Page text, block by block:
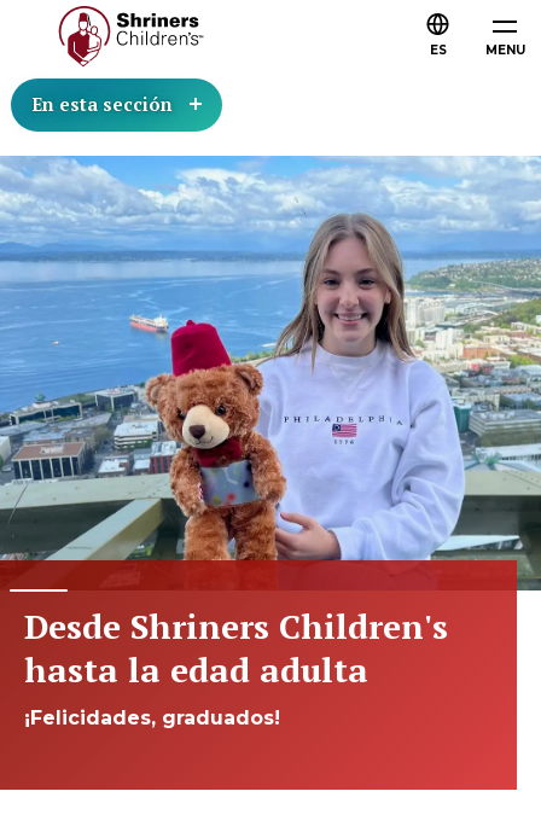
MENU
ES
En esta sección
Desde Shriners Children's
hasta la edad adulta
¡Felicidades, graduados!